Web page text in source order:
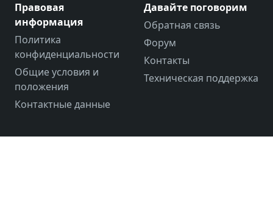
Правовая
информация
Политика
конфиденциальности
Общие условия и
положения
Контактные данные
Давайте поговорим
Обратная связь
Форум
Контакты
Техническая поддержка